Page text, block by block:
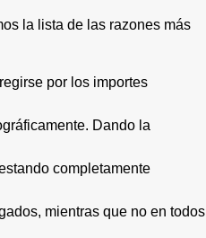
la lista de las razones más
por los importes
Dando la
completamente
mientras que no en todos